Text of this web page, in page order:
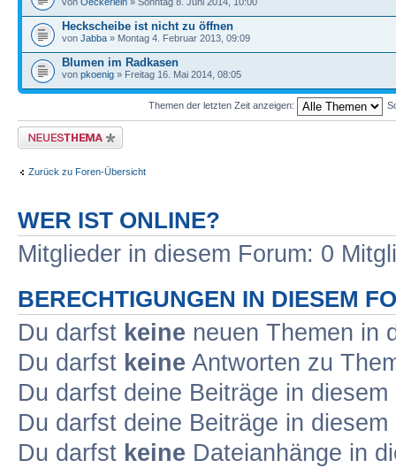
Heckscheibe ist nicht zu öffnen
von Jabba » Montag 4. Februar 2013, 09:09
Blumen im Radkasen
von pkoenig » Freitag 16. Mai 2014, 08:05
Themen der letzten Zeit anzeigen:
Neues Thema erstellen
Zurück zu Foren-Übersicht
WER IST ONLINE?
Mitglieder in diesem Forum: 0
BERECHTIGUNGEN IN DIESEM
Du darfst keine neuen Themen in
Du darfst keine Antworten zu
Du darfst deine Beiträge in
Du darfst deine Beiträge in
Du darfst keine Dateianhänge in